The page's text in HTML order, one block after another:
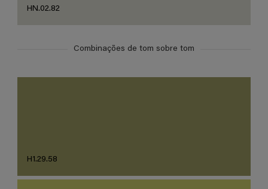
HN.02.82
Combinações de tom sobre tom
H1.29.58